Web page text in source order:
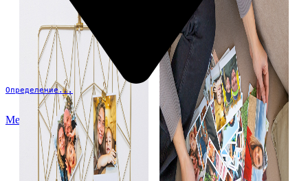
Определение...
Меню